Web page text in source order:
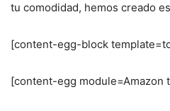
tu comodidad, hemos creado
[content-egg-block
[content-egg module=Amazon